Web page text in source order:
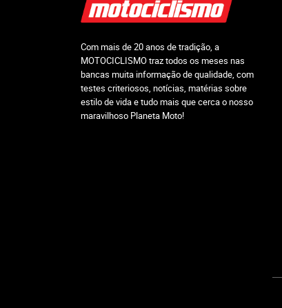
Com mais de 20 anos de tradição, a
MOTOCICLISMO traz todos os meses nas
bancas muita informação de qualidade, com
testes criteriosos, notícias, matérias sobre
estilo de vida e tudo mais que cerca o nosso
maravilhoso Planeta Moto!